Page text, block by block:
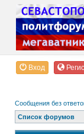
Вход
Сообщения без
Список форумов